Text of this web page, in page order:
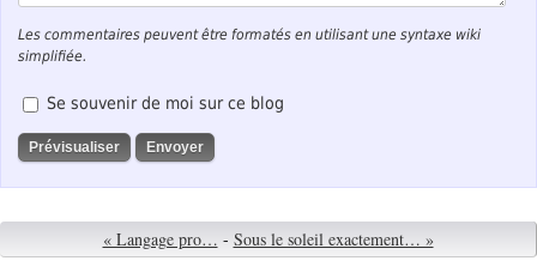
Les commentaires peuvent être formatés en utilisant une syntaxe wiki
simplifiée.
Se souvenir de moi sur ce blog
« Langage pro… - Sous le soleil exactement… »